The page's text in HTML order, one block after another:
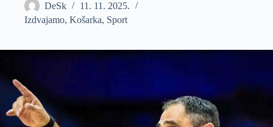
DeSk
11. 11. 2025.
Izdvajamo, Košarka, Sport